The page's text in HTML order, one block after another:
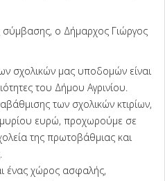
ο Δήμαρχος Γιώργος
σχολικών μας υποδομών είναι
του Δήμου Αγρινίου.
των σχολικών κτιρίων,
ευρώ, προχωρούμε σε
της πρωτοβάθμιας και
ένας χώρος ασφαλής,